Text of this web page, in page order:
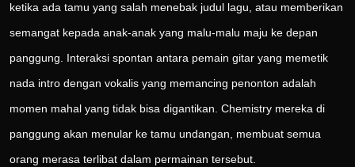
ketika ada tamu yang salah menebak judul lagu, atau memberikan
semangat kepada anak-anak yang malu-malu maju ke depan
panggung. Interaksi spontan antara pemain gitar yang memetik
nada intro dengan vokalis yang memancing penonton adalah
momen mahal yang tidak bisa digantikan. Chemistry mereka di
panggung akan menular ke tamu undangan, membuat semua
orang merasa terlibat dalam permainan tersebut.